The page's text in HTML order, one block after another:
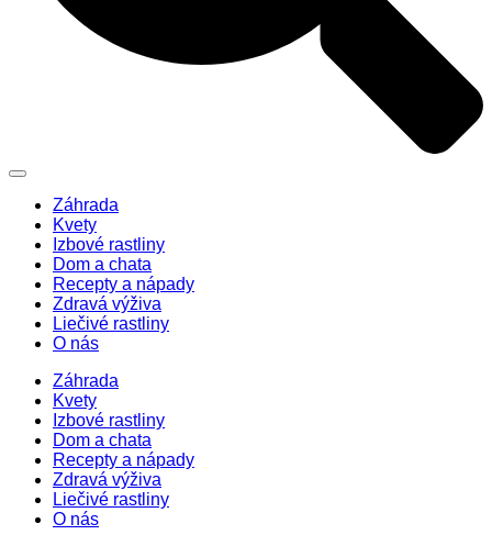
Záhrada
Kvety
Izbové rastliny
Dom a chata
Recepty a nápady
Zdravá výživa
Liečivé rastliny
O nás
Záhrada
Kvety
Izbové rastliny
Dom a chata
Recepty a nápady
Zdravá výživa
Liečivé rastliny
O nás